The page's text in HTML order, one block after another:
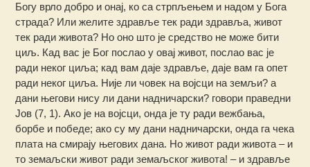
Богу врло добро и онај, ко са стрпљењем и надом у Бога
страда? Или желите здравље тек ради здравља, живот
тек ради живота? Но оно што је средство не може бити
циљ. Кад вас је Бог послао у овај живот, послао вас је
ради неког циља; кад вам даје здравље, даје вам га опет
ради неког циља. Није ли човек на војсци на земљи? а
дани његови нису ли дани надничарски? говори праведни
Јов (7, 1). Ако је на војсци, онда је ту ради вежбања,
борбе и победе; ако су му дани надничарски, онда га чека
плата на смирају његових дана. Но живот ради живота – и
то земаљски живот ради земаљског живота! – и здравље